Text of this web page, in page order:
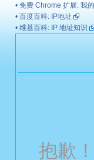
• 免费 Chrome 扩展: 我
• 百度百科: IP地址
• 维基百科: IP 地址知识
抱歉